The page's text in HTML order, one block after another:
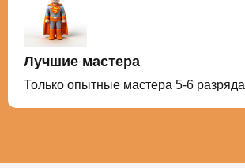
Лучшие мастера
Только опытные мастера 5-6 разряда